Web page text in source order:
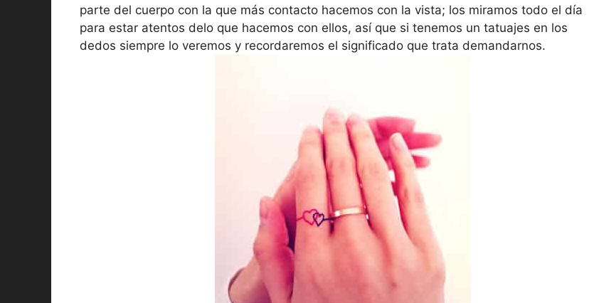
parte del cuerpo con la que más contacto hacemos con la vista; los miramos todo el día
para estar atentos delo que hacemos con ellos, así que si tenemos un tatuajes en los
dedos siempre lo veremos y recordaremos el significado que trata demandarnos.